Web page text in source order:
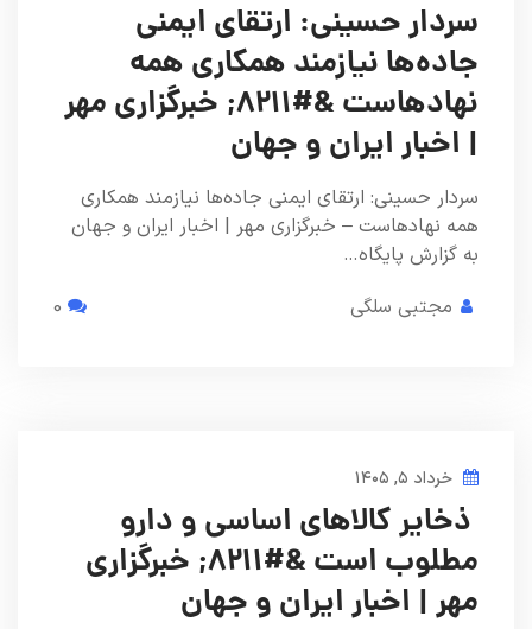
سردار حسینی: ارتقای ایمنی
جاده‌ها نیازمند همکاری همه
نهادهاست &#۸۲۱۱; خبرگزاری مهر
| اخبار ایران و جهان
سردار حسینی: ارتقای ایمنی جاده‌ها نیازمند همکاری
همه نهادهاست – خبرگزاری مهر | اخبار ایران و جهان
به گزارش پایگاه…
مجتبی سلگی
خرداد ۵, ۱۴۰۵
ذخایر کالاهای اساسی و دارو
مطلوب است &#۸۲۱۱; خبرگزاری
مهر | اخبار ایران و جهان